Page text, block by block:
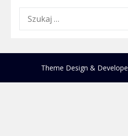
SZUKAJ:
Theme Design &